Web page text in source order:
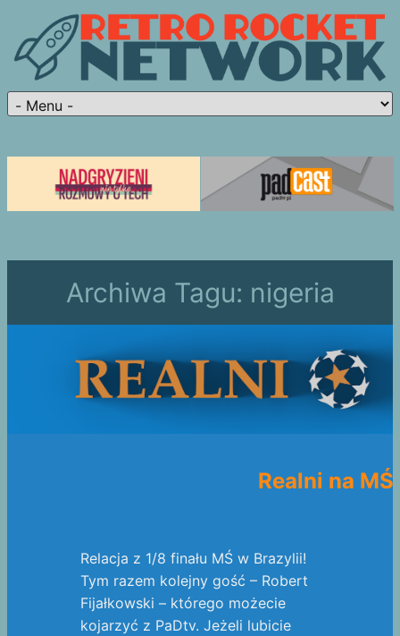
Archiwa Tagu: nigeria
Realni na
Relacja z 1/8 finału MŚ w Brazylii!
Tym razem kolejny gość – Robert
Fijałkowski – którego możecie
kojarzyć z PaDtv. Jeżeli lubicie